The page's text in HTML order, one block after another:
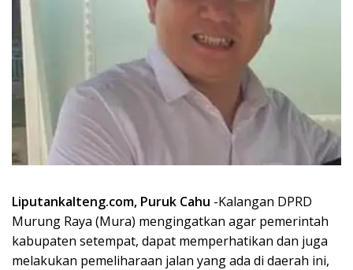
Liputankalteng.com, Puruk Cahu -Kalangan DPRD
Murung Raya (Mura) mengingatkan agar pemerintah
kabupaten setempat, dapat memperhatikan dan juga
melakukan pemeliharaan jalan yang ada di daerah ini,